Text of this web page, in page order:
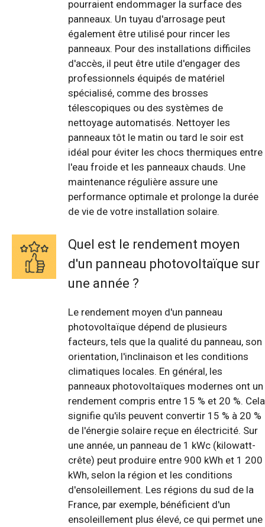
pourraient endommager la surface des
panneaux. Un tuyau d'arrosage peut
également être utilisé pour rincer les
panneaux. Pour des installations difficiles
d'accès, il peut être utile d'engager des
professionnels équipés de matériel
spécialisé, comme des brosses
télescopiques ou des systèmes de
nettoyage automatisés. Nettoyer les
panneaux tôt le matin ou tard le soir est
idéal pour éviter les chocs thermiques entre
l'eau froide et les panneaux chauds. Une
maintenance régulière assure une
performance optimale et prolonge la durée
de vie de votre installation solaire.
Quel est le rendement moyen
d'un panneau photovoltaïque sur
une année ?
Le rendement moyen d'un panneau
photovoltaïque dépend de plusieurs
facteurs, tels que la qualité du panneau, son
orientation, l'inclinaison et les conditions
climatiques locales. En général, les
panneaux photovoltaïques modernes ont un
rendement compris entre 15 % et 20 %. Cela
signifie qu'ils peuvent convertir 15 % à 20 %
de l'énergie solaire reçue en électricité. Sur
une année, un panneau de 1 kWc (kilowatt-
crête) peut produire entre 900 kWh et 1 200
kWh, selon la région et les conditions
d'ensoleillement. Les régions du sud de la
France, par exemple, bénéficient d'un
ensoleillement plus élevé, ce qui permet une